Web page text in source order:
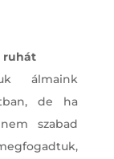
ruhát
álmaink
de ha
szabad